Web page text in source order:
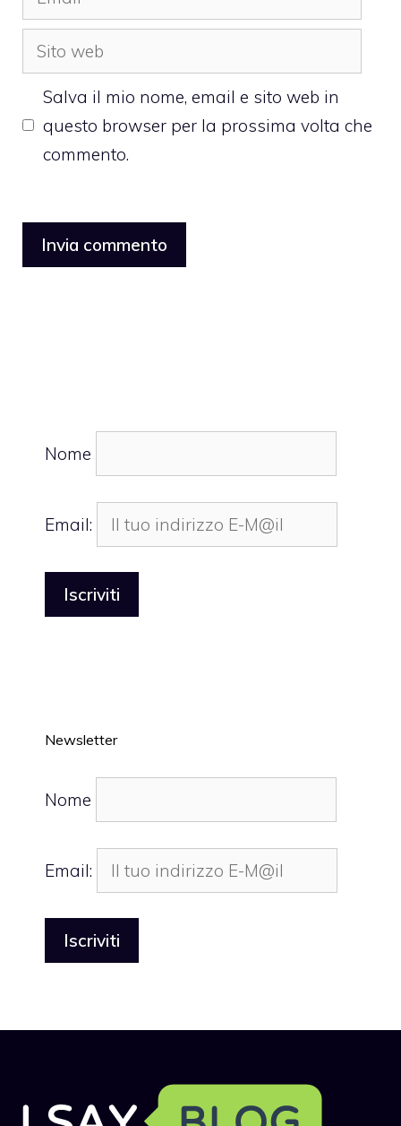
Sito
web
Salva il mio nome, email e sito web in
questo browser per la prossima volta che
commento.
Nome
Email:
Newsletter
Nome
Email: